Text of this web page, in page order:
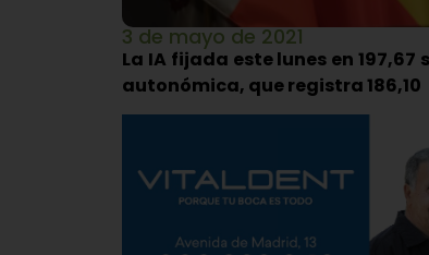
3 de mayo de 2021
La IA fijada este lunes en
autonómica, que registra 186,10